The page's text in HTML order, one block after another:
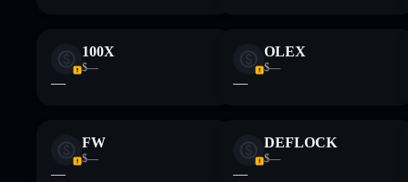
100X
$—
—
OLEX
$—
—
FW
$—
—
DEFLOCK
$—
—